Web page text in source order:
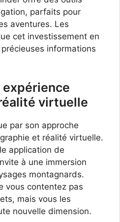
parfaits pour
aventures. Les
cet investissement en
informations
expérience
virtuelle
par son approche
et réalité virtuelle.
application de
à une immersion
montagnards.
vous contentez pas
mais vous les
nouvelle dimension.